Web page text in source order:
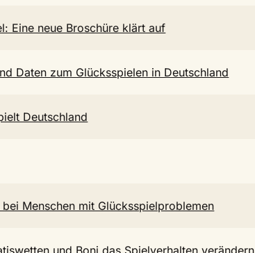
Eine neue Broschüre klärt auf
Daten zum Glücksspielen in Deutschland
Deutschland
Menschen mit Glücksspielproblemen
und Boni das Spielverhalten verändern